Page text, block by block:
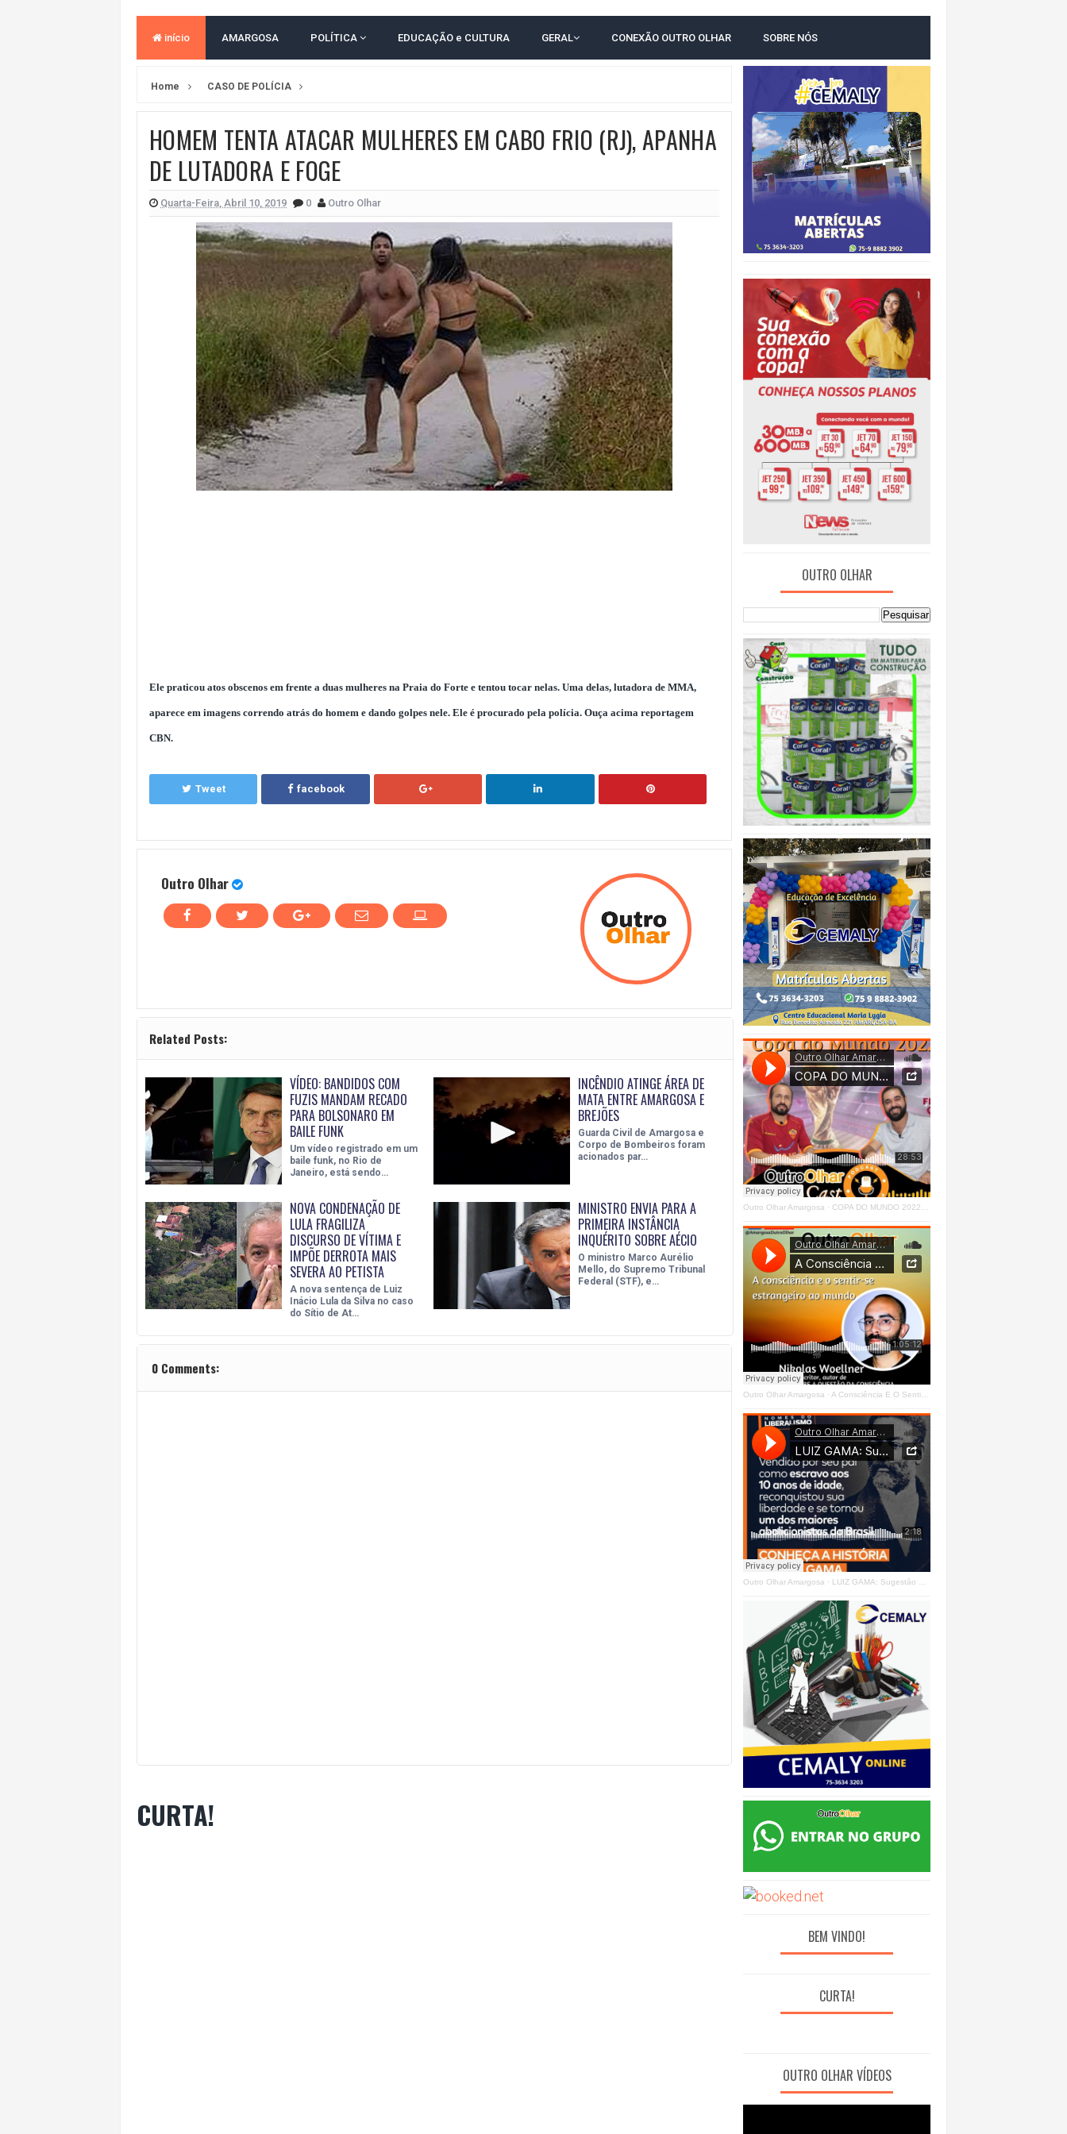
MILEI CHAMA LULA DE "LADRÃO E CORRUPTO" E ELEVA TENSÃO DIPLOMÁTICA ENTRE BRASIL E ARGENTINA
ACM NETO LIDERA EM TODOS OS CENÁRIOS DA NOVA PESQUISA PARANÁ PARA O GOVERNO DA BAHIA
LEVARAM CELULARES: Prefeito e presidente de Câmara são furtados em convenção do PT na Bahia
início AMARGOSA POLÍTICA EDUCAÇÃO e CULTURA GERAL CONEXÃO OUTRO OLHAR SOBRE NÓS
Home CASO DE POLÍCIA
HOMEM TENTA ATACAR MULHERES EM CABO FRIO (RJ), APANHA
DE LUTADORA E FOGE
Quarta-Feira, Abril 10, 2019 0 Outro Olhar
Ele praticou atos obscenos em frente a duas mulheres na Praia do Forte e tentou tocar nelas. Uma delas, lutadora de MMA,
aparece em imagens correndo atrás do homem e dando golpes nele. Ele é procurado pela polícia. Ouça acima reportagem
CBN.
Tweet facebook
Outro Olhar
Related Posts:
VÍDEO: BANDIDOS COM
FUZIS MANDAM RECADO
PARA BOLSONARO EM
BAILE FUNK
Um vídeo registrado em um
baile funk, no Rio de
Janeiro, está sendo…
INCÊNDIO ATINGE ÁREA DE
MATA ENTRE AMARGOSA E
BREJÕES
Guarda Civil de Amargosa e
Corpo de Bombeiros foram
acionados par…
NOVA CONDENAÇÃO DE
LULA FRAGILIZA
DISCURSO DE VÍTIMA E
IMPÕE DERROTA MAIS
SEVERA AO PETISTA
A nova sentença de Luiz
Inácio Lula da Silva no caso
do Sítio de At…
MINISTRO ENVIA PARA A
PRIMEIRA INSTÂNCIA
INQUÉRITO SOBRE AÉCIO
O ministro Marco Aurélio
Mello, do Supremo Tribunal
Federal (STF), e…
0 Comments:
CURTA!
OUTRO OLHAR
Outro Olhar Amargosa · COPA DO MUNDO 2022 - OUTRO OLHAR CAST #O1 Right
Outro Olhar Amargosa · A Consciência E O Sentir - Se Estrangeiro Ao Mundo
Outro Olhar Amargosa · LUIZ GAMA: Sugestão Outro Olhar
BEM VINDO!
CURTA!
OUTRO OLHAR VÍDEOS